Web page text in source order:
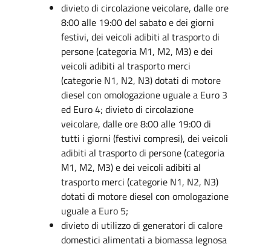
divieto di circolazione veicolare, dalle ore
8:00 alle 19:00 del sabato e dei giorni
festivi, dei veicoli adibiti al trasporto di
persone (categoria M1, M2, M3) e dei
veicoli adibiti al trasporto merci
(categorie N1, N2, N3) dotati di motore
diesel con omologazione uguale a Euro 3
ed Euro 4; divieto di circolazione
veicolare, dalle ore 8:00 alle 19:00 di
tutti i giorni (festivi compresi), dei veicoli
adibiti al trasporto di persone (categoria
M1, M2, M3) e dei veicoli adibiti al
trasporto merci (categorie N1, N2, N3)
dotati di motore diesel con omologazione
uguale a Euro 5;
divieto di utilizzo di generatori di calore
domestici alimentati a biomassa legnosa